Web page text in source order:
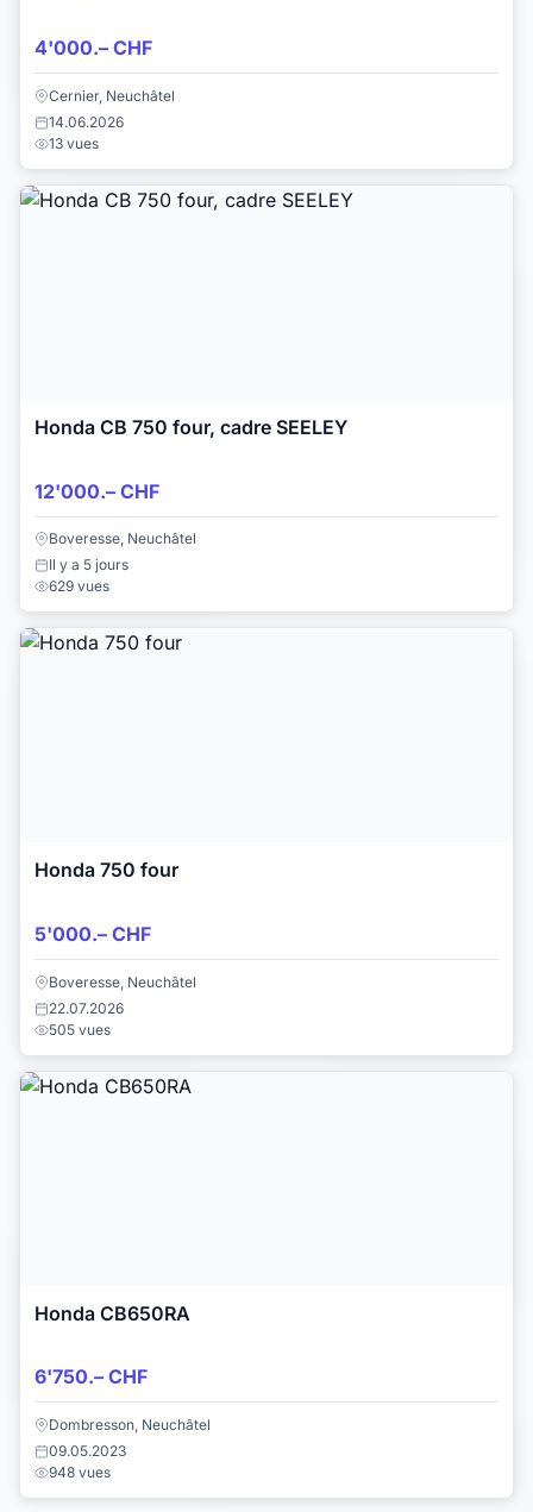
4'000.– CHF
Cernier, Neuchâtel
14.06.2026
13 vues
Honda CB 750 four, cadre SEELEY
12'000.– CHF
Boveresse, Neuchâtel
Il y a 5 jours
629 vues
Honda 750 four
5'000.– CHF
Boveresse, Neuchâtel
22.07.2026
505 vues
Honda CB650RA
6'750.– CHF
Dombresson, Neuchâtel
09.05.2023
948 vues